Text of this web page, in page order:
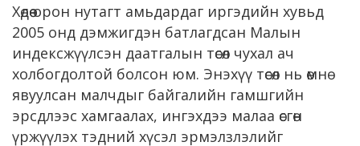
Хөдөө орон нутагт амьдардаг иргэдийн хувьд
2005 онд дэмжигдэн батлагдсан Малын
индексжүүлсэн даатгалын төсөл чухал ач
холбогдолтой болсон юм. Энэхүү төсөл нь өмнө
явуулсан малчдыг байгалийн гамшгийн
эрсдлээс хамгаалах, ингэхдээ малаа өсгөн
үржүүлэх тэдний хүсэл эрмэлзлэлийг